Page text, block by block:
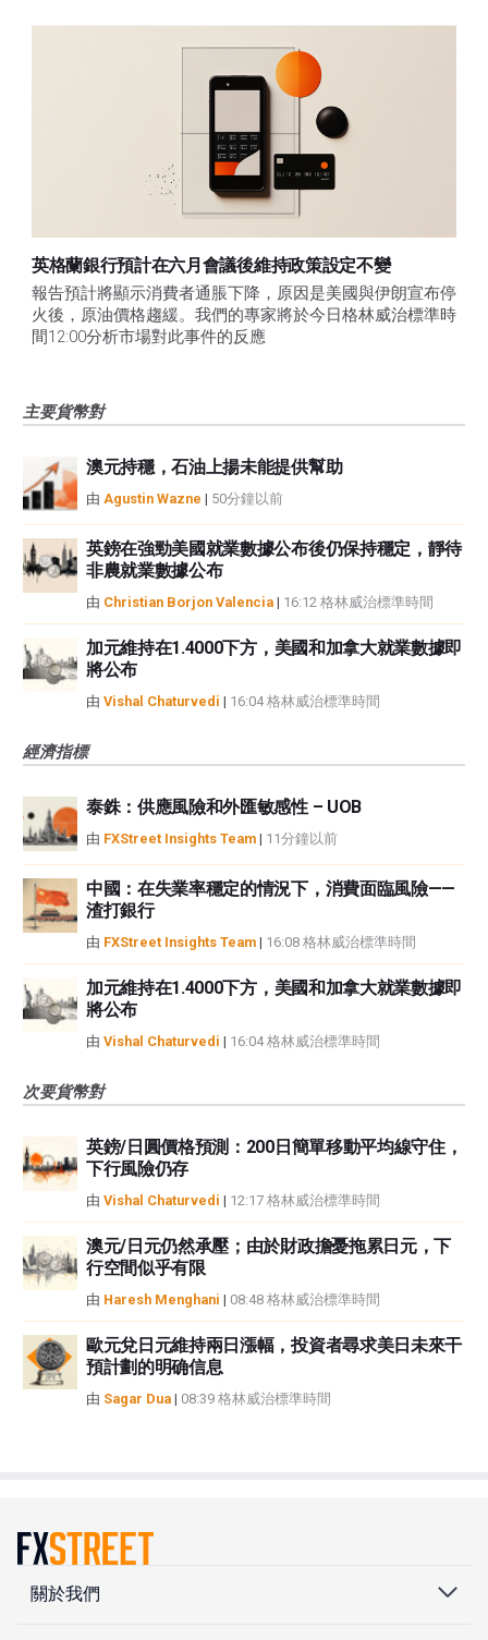
英格蘭銀行預計在六月會議後維持政策設定不變
報告預計將顯示消費者通脹下降，原因是美國與伊朗宣布停
火後，原油價格趨緩。我們的專家將於今日格林威治標準時
間12:00分析市場對此事件的反應
主要貨幣對
澳元持穩，石油上揚未能提供幫助
由 Agustin Wazne | 50分鐘以前
英鎊在強勁美國就業數據公布後仍保持穩定，靜待
非農就業數據公布
由 Christian Borjon Valencia | 16:12 格林威治標準時間
加元維持在1.4000下方，美國和加拿大就業數據即
將公布
由 Vishal Chaturvedi | 16:04 格林威治標準時間
經濟指標
泰銖：供應風險和外匯敏感性 – UOB
由 FXStreet Insights Team | 11分鐘以前
中國：在失業率穩定的情況下，消費面臨風險——
渣打銀行
由 FXStreet Insights Team | 16:08 格林威治標準時間
加元維持在1.4000下方，美國和加拿大就業數據即
將公布
由 Vishal Chaturvedi | 16:04 格林威治標準時間
次要貨幣對
英鎊/日圓價格預測：200日簡單移動平均線守住，
下行風險仍存
由 Vishal Chaturvedi | 12:17 格林威治標準時間
澳元/日元仍然承壓；由於財政擔憂拖累日元，下
行空間似乎有限
由 Haresh Menghani | 08:48 格林威治標準時間
歐元兌日元維持兩日漲幅，投資者尋求美日未來干
預計劃的明确信息
由 Sagar Dua | 08:39 格林威治標準時間
關於我們